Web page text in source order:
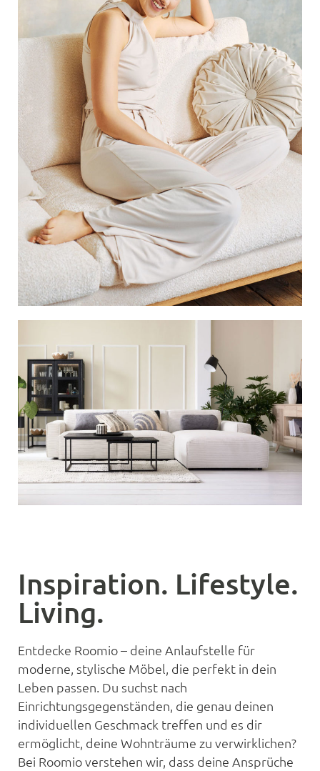
Inspiration. Lifestyle.
Living.
Entdecke Roomio – deine Anlaufstelle für
moderne, stylische Möbel, die perfekt in dein
Leben passen. Du suchst nach
Einrichtungsgegenständen, die genau deinen
individuellen Geschmack treffen und es dir
ermöglicht, deine Wohnträume zu verwirklichen?
Bei Roomio verstehen wir, dass deine Ansprüche